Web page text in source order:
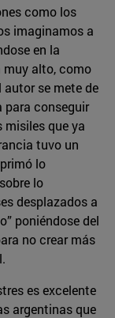
como los
imaginamos a
en la
muy alto, como
autor se mete de
para conseguir
misiles que ya
tuvo un
lo
lo
desplazados a
poniéndose del
no crear más
es excelente
argentinas que